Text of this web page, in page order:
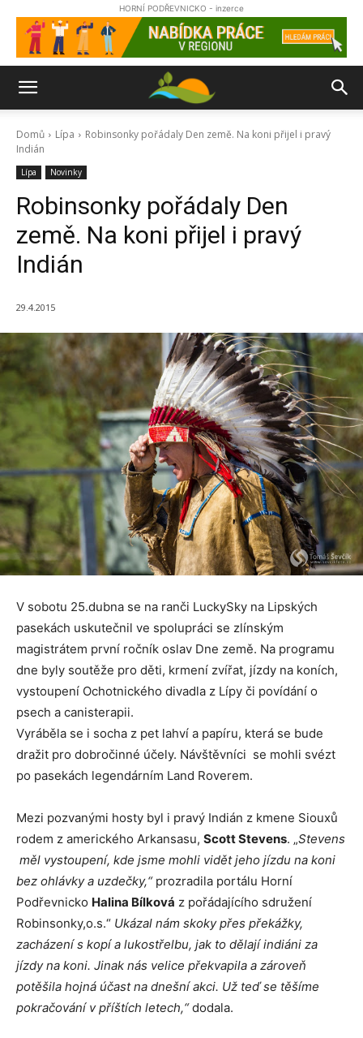
HORNÍ PODŘEVNICKO - inzerce
Domů Lípa
Robinsonky pořádaly Den země. Na koni přijel i pravý
Indián
Lípa Novinky
Robinsonky pořádaly Den
země. Na koni přijel i pravý
Indián
29.4.2015
V sobotu 25.dubna se na ranči LuckySky na Lipských
pasekách uskutečnil ve spolupráci se zlínským
magistrátem první ročník oslav Dne země. Na programu
dne byly soutěže pro děti, krmení zvířat, jízdy na koních,
vystoupení Ochotnického divadla z Lípy či povídání o
psech a canisterapii.
Vyráběla se i socha z pet lahví a papíru, která se bude
dražit pro dobročinné účely. Návštěvníci se mohli svézt
po pasekách legendárním Land Roverem.
Mezi pozvanými hosty byl i pravý Indián z kmene Siouxů
rodem z amerického Arkansasu, Scott Stevens. „Stevens
měl vystoupení, kde jsme mohli vidět jeho jízdu na koni
bez ohlávky a uzdečky,“prozradila portálu Horní
Podřevnicko Halina Bílková z pořádajícího sdružení
Robinsonky,o.s.“ Ukázal nám skoky přes překážky,
zacházení s kopí a lukostřelbu, jak to dělají indiáni za
jízdy na koni. Jinak nás velice překvapila a zároveň
potěšila hojná účast na dnešní akci. Už teď se těšíme
pokračování v příštích letech,“dodala.